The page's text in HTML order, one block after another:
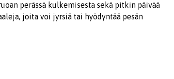
perässä kulkemisesta sekä pitkin päivää
joita voi jyrsiä tai hyödyntää pesän